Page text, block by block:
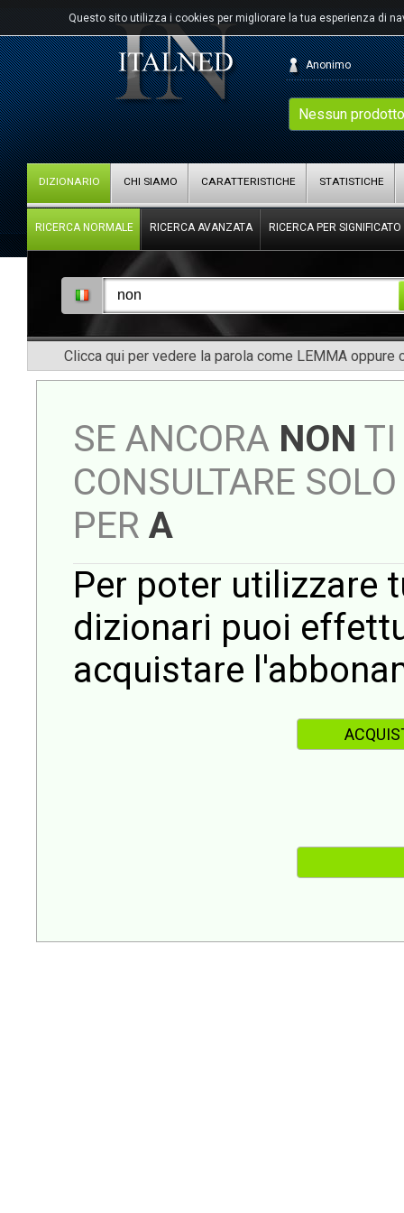
Questo sito utilizza i cookies per migliorare la tua esperienza di
Nessun
Anonimo
DIZIONARIO CHI SIAMO CARATTERISTICHE STATISTICHE
RICERCA NORMALE RICERCA AVANZATA RICERCA PER SIGNIFICATO
Clicca qui per vedere la parola come LEMMA oppure
SE ANCORA NON TI
CONSULTARE
PER A
Per poter utilizzare
dizionari puoi
acquistare